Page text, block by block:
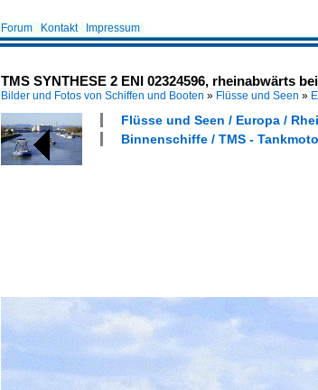
Forum Kontakt Impressum
TMS SYNTHESE 2 ENI 02324596, rheinabwärts
Bilder und Fotos von Schiffen und Booten » Flüsse und Seen »
Flüsse und Seen / Europa /
Binnenschiffe / TMS -